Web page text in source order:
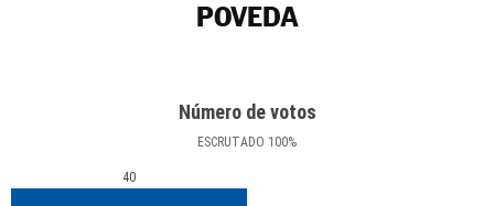
POVEDA
Número de votos
ESCRUTADO 100%
40